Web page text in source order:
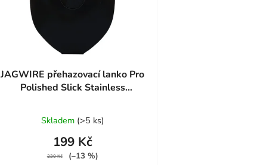
JAGWIRE přehazovací lanko Pro
Polished Slick Stainless
hodnocení
produktu
je
Skladem (>5 ks)
199 Kč
230 Kč (–13 %)